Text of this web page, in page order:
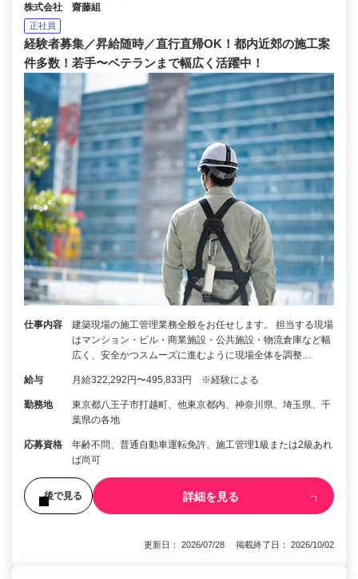
株式会社 齋藤組
正社員
経験者募集／昇給随時／直行直帰OK！都内近郊の施工案
件多数！若手〜ベテランまで幅広く活躍中！
仕事内容
建築現場の施工管理業務全般をお任せします。 担当する現場
はマンション・ビル・商業施設・公共施設・物流倉庫など幅
広く、安全かつスムーズに進むように現場全体を調整…
給与 月給322,292円〜495,833円 ※経験による
勤務地
東京都八王子市打越町、他東京都内、神奈川県、埼玉県、千
葉県の各地
応募資格
年齢不問、普通自動車運転免許、施工管理1級または2級あれ
ば尚可
後で見る 詳細を見る
更新日： 2026/07/28 掲載終了日： 2026/10/02